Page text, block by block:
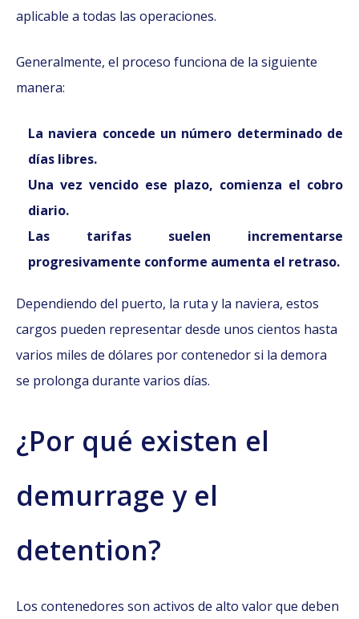
aplicable a todas las operaciones.
Generalmente, el proceso funciona de la siguiente
manera:
La naviera concede un número determinado de
días libres.
Una vez vencido ese plazo, comienza el cobro
diario.
Las tarifas suelen incrementarse
progresivamente conforme aumenta el retraso.
Dependiendo del puerto, la ruta y la naviera, estos
cargos pueden representar desde unos cientos hasta
varios miles de dólares por contenedor si la demora
se prolonga durante varios días.
¿Por qué existen el
demurrage y el
detention?
Los contenedores son activos de alto valor que deben